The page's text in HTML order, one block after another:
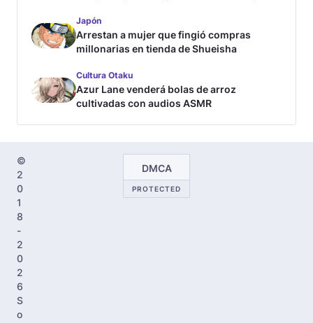
Japón
Arrestan a mujer que fingió compras
millonarias en tienda de Shueisha
Cultura Otaku
Azur Lane venderá bolas de arroz
cultivadas con audios ASMR
©
2
0
1
8
-
2
0
2
6
S
o
DMCA
PROTECTED